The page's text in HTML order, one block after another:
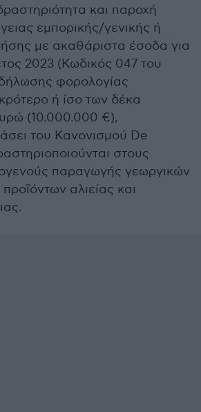
και παροχή
εμπορικής/γενικής ή
με ακαθάριστα έσοδα για
2023 (Κωδικός 047 του
φορολογίας
ή ίσο των δέκα
(10.000.000 €),
του Κανονισμού De
στους
παραγωγής γεωργικών
αλιείας και